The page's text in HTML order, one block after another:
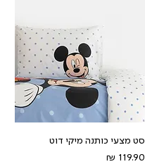
סט מצעי כותנה מיקי דוט
מחיר